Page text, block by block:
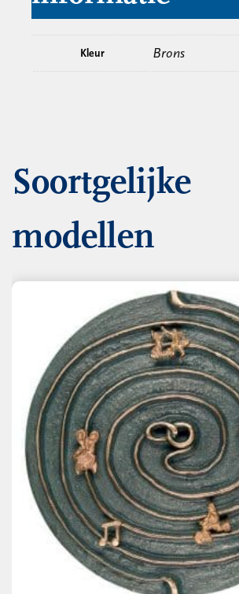
Kleur Brons
Soortgelijke
modellen